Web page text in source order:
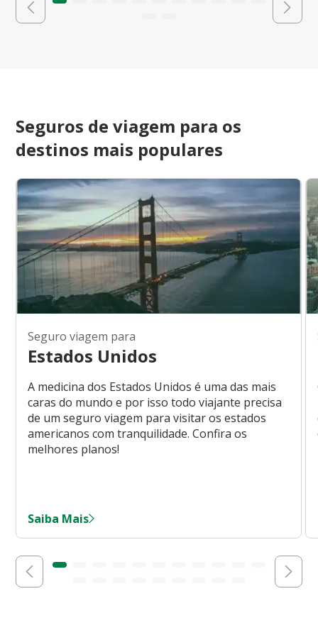
Seguros de viagem para os
destinos mais populares
Seguro viagem para
Estados Unidos
A medicina dos Estados Unidos é uma das mais
caras do mundo e por isso todo viajante precisa
de um seguro viagem para visitar os estados
americanos com tranquilidade. Confira os
melhores planos!
Saiba Mais